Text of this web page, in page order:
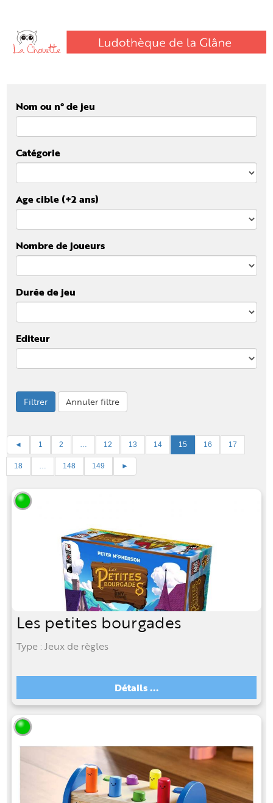
Nom ou n° de jeu
Catégorie
Age cible (+2 ans)
Nombre de joueurs
Durée de jeu
Editeur
Filtrer Annuler filtre
◄ 1 2 … 12 13 14 15 16 17
18 … 148 149 ►
Les petites bourgades
Type : Jeux de règles
Détails ...